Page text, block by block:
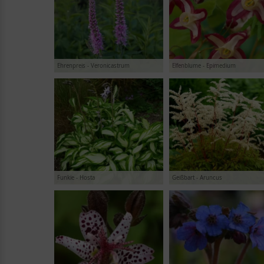
Sumpf(4
Wasserrand-Pflanzen(36)
sonstige Stauden
Ehrenpreis - Veronicastrum
Funkie - Hosta
Elfenblume - Epimedium
Geißbart - Aruncus